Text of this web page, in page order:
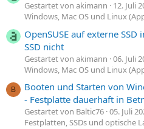
Gestartet von akimann 12. Juli
Windows, Mac OS und Linux
OpenSUSE auf externe
SSD nicht
Gestartet von akimann 06. Juli
Windows, Mac OS und Linux
B
Booten und Starten von
- Festplatte dauerhaft in
Gestartet von Baltic76 05. Juli
Festplatten, SSDs und optische